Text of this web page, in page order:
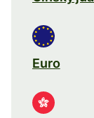
Euro